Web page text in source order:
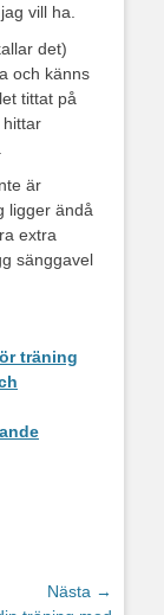
vill ha.
det)
och känns
tittat på
hittar
är
ligger ändå
extra
sänggavel
träning
Nästa →